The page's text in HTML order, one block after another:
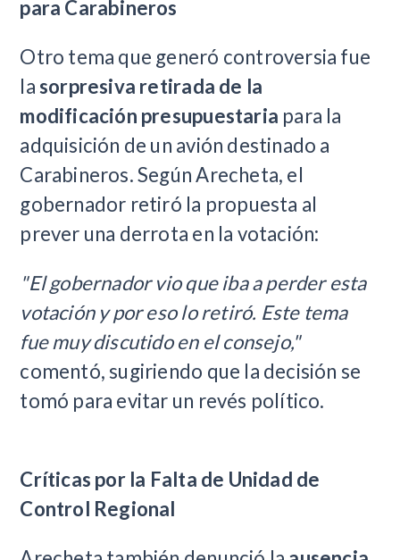
para Carabineros
Otro tema que generó controversia fue
lasorpresiva retirada de la
modificación presupuestaria para la
adquisición de un avión destinado a
Carabineros. Según Arecheta, el
gobernador retiró la propuesta al
prever una derrota en la votación:
"El gobernador vio que iba a perder esta
votación y por eso lo retiró. Este tema
fue muy discutido en el consejo,"
comentó, sugiriendo que la decisión se
tomó para evitar un revés político.
Críticas por la Falta de Unidad de
Control Regional